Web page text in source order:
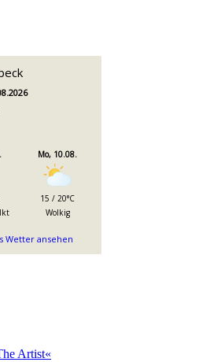
Mo, 10.08.
15 / 20°C
Wolkig
Wetter ansehen
Artist«